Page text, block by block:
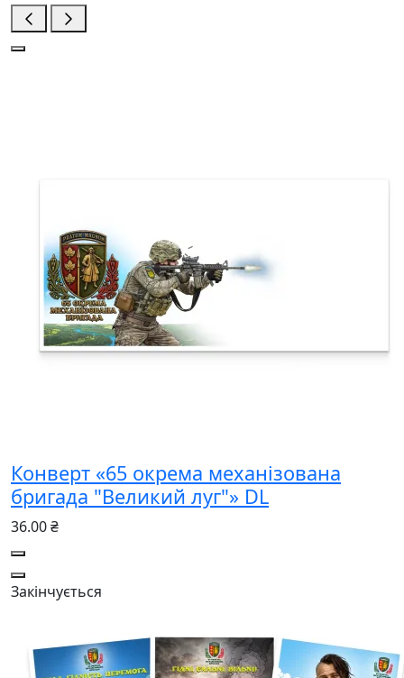
Конверт «65 окрема механізована
бригада "Великий луг"» DL
36.00 ₴
Закінчується